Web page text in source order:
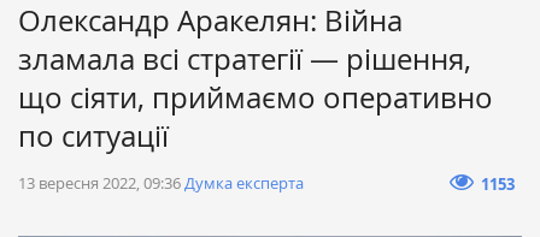
Олександр Аракелян: Війна
зламала всі стратегії — рішення,
що сіяти, приймаємо оперативно
по ситуації
13 вересня 2022, 09:36Думка експерта 1153